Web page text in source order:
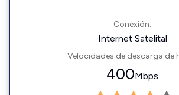
Conexión:
Internet Satelital
Velocidades de descarga de
400Mbps